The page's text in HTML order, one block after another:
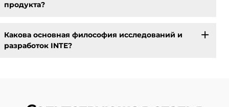
продукта?
Какова основная философия исследований и
разработок INTE?